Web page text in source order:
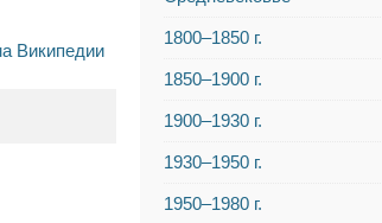
Википедии
1800–1850 г.
1850–1900 г.
1900–1930 г.
1930–1950 г.
1950–1980 г.